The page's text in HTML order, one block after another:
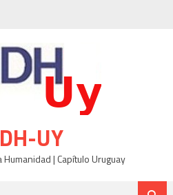
UY
| Capítulo Uruguay